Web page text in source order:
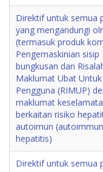
Direktif untuk semua
yang mengandungi
(termasuk produk
Pengemaskinian sisip
bungkusan dan
Maklumat Ubat Untuk
Pengguna (RIMUP)
maklumat
berkaitan risiko
autoimun
hepatitis)
Direktif untuk semua